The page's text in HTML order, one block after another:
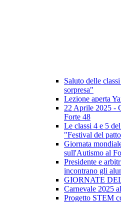
Saluto delle
sorpresa"
Lezione aperta
22 Aprile 2025 -
Forte 48
Le classi 4 e 5
"Festival del
Giornata
sull'Autismo al
Presidente e
incontrano gli
GIORNATE
Carnevale 2025
Progetto STEM